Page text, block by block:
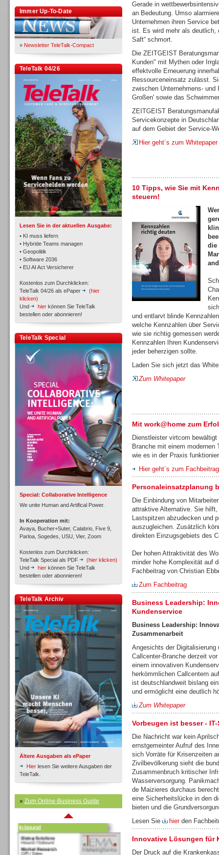
Immer Up-To-Date
» Newsletter TeleTalk-Compact
TeleTalk 04/26
Lesen Sie in der aktuellen Ausgabe:
• KI muss liefern
• Hybride Teams managen
• Geopolitik
• Software 2036
• EU AI Act Versicherer
Kostenlos zum Durchklicken:
TeleTalk 04/26 als ePaper
(hier
klicken)
Und
hier können Sie TeleTalk
bestellen oder abonnieren!
TeleTalk Special
Special: Collaborative Intelligence
We unite Human and Artifical Power.
In Kooperation mit:
Avaya, Bucher+Suter, Calabrio, Five 9,
Parloa, Sogedes, USU, Vier, Zoom
Kostenlos zum Durchklicken:
TeleTalk Special als PDF
(hier klicken)
Und
hier können Sie TeleTalk
bestellen oder abonnieren!
TeleTalk Archiv
Ältere Ausgaben als ePaper
Hier lesen Sie weitere Ausgaben der
TeleTalk.
» Zum Online-Business Guide
TK- und ACD-Systeme
Workforce-Management
Personal
Inbound
Inbound
Inbound
Inbound
Gerade in
an Bedeutung. Umso
Unternehmen ihren Service
ist. Es wird mehr als deutlich,
Saft“ schmort.
Die ZEITGEIST
Kunden" mit Mythen oder
effektvolle Erneuerung
Ressourceneinsatz zulässt.
zwischen Unternehmens- und
Großen' sowie das
ZEITGEIST
Servicekonzepte in
auf dem Gebiet der Service-
Hier geht´s zum Whitepaper
10 Tipps, wie Sie mit
steuern!
die
und entlarvt blinde
welche Kennzahlen über
wie sie richtig gemessen
Kennzahlen Ihren
jeder beherzigen sollte.
Laden Sie sich jetzt das
Zum Whitepaper
Mit work@home zum
Dienstleister virtcom
Branche mit einem modernen
wie es in der Praxis
Hier geht´s zum Fachbeitrag
Personaleinsatzplanung
Die Einbindung von
attraktive Alternative. Sie
Lastspitzen abzudecken und
auszugleichen. Zusätzlich
direkten Einzugsgebiets des
Der hohen Attraktivität des
minder hohe Komplexität auf
Fachbeitrag von Christian
Zum Fachbeitrag
Business Leadership:
Kundenservice
Business Leadership:
Zusammenarbeit
Angesichts der
Callcenter-Branche derzeit
einem innovativen
herkömmlichen Callcentern
ist deutschlandweit bislang
und ermöglicht eine deutlich
Zum Whitepaper
Vorbeugen ist besser -
Die Nachricht war kein
ernstgemeinter Aufruf des
sich Vorräte für Krisenzeiten
Zivilbevölkerung sieht die
Zusammenbruch kritischer
Wasserversorgung.
de Maizieres durchaus
eine Sicherheitslücke in den
bieten und die
Lesen Sie
hierden
Innovative Lösungen für
Der Druck auf die